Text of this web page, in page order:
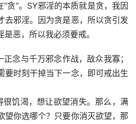
贪”。SY邪淫的本质就是贪，我因
去邪淫。因为贪是恶，所以贪引发
恶，所以我必须要戒。
念与千万邪念作战，敌众我寡；
要时刻干掉当下一念，即可戒出生
很饥渴，想让欲望消失。那么，满
望你选哪个？只要你消灭欲望，那